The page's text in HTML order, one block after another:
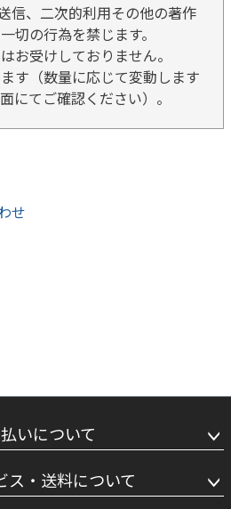
信、二次的利用その他の著作
切の行為を禁じます。
お受けしておりません。
す（数量に応じて変動します
にてご確認ください）。
せ
いについて
ス・送料について